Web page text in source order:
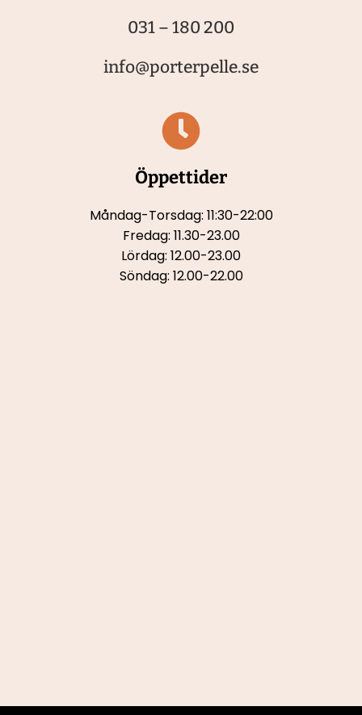
031 – 180 200
info@porterpelle.se
Öppettider
Måndag-Torsdag: 11:30-22:00
Fredag: 11.30-23.00
Lördag: 12.00-23.00
Söndag: 12.00-22.00